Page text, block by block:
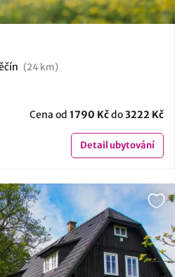
(24 km)
Cena od 1790 Kčdo3222 Kč
Detailubytování